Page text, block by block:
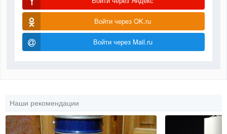
Войти через OK.ru
Войти через Mail.ru
Наши рекомендации